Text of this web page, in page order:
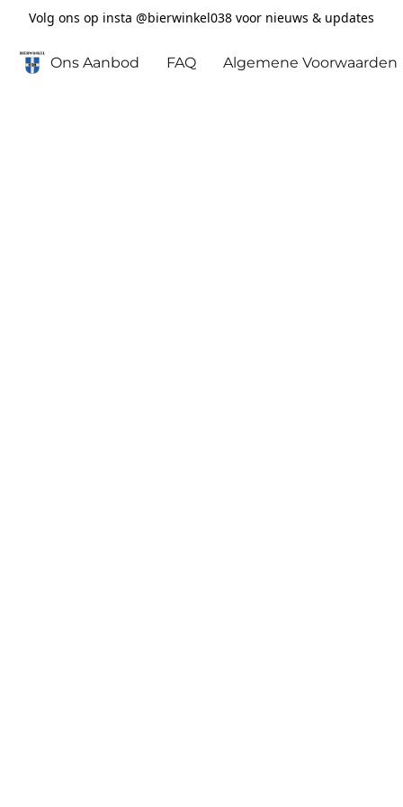
Volg ons op insta @bierwinkel038 voor nieuws & updates
Ons Aanbod FAQ Algemene Voorwaarden